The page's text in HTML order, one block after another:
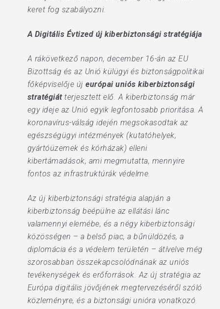
keret fog szabályozni.
A Digitális Évtized új kiberbiztonsági stratégiája
A rákövetkező napon, december 16-án az EU
Bizottság és az Unió külügyi és biztonságpolitikai
főképviselője újeurópai uniós kiberbiztonsági
stratégiátterjesztett elő. A kiberbiztonság már
egy ideje az Unió egyik legfontosabb prioritása. A
koronavírus-válság idején megsokasodtak az
egészségügyi intézmények (kutatóhelyek,
gyártóüzemek és kórházak) elleni
kibertámadások, ami megmutatta, mennyire
fontos az infrastruktúrák védelme.
Az új kiberbiztonsági stratégia alapján a
kiberbiztonság beépülne az ellátási lánc
valamennyi elemébe, és a négy kiberbiztonsági
közösségen – a belső piac, a bűnüldözés, a
diplomácia és a védelem területén – átívelve még
szorosabban összekapcsolódnának az uniós
tevékenységek és erőforrások. Az új stratégia az
Európa digitális jövőjének megtervezéséről szóló
közleményre, és a biztonsági unióra vonatkozó